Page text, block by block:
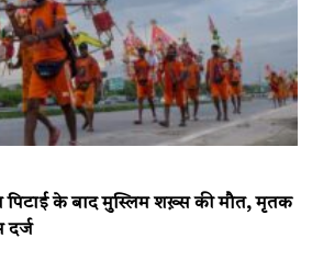
पिटाई के बाद मुस्लिम शख़्स की मौत, मृतक
दर्ज